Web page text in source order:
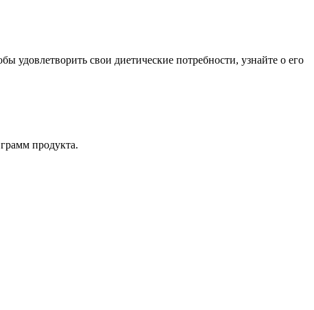
свои диетические потребности, узнайте о его
продукта.